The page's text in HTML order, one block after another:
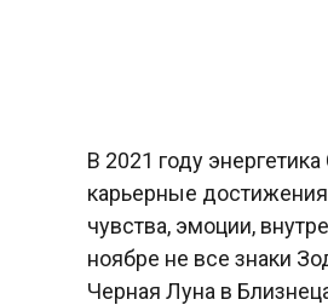
В 2021 году
карьерные
чувства, эмоции,
ноябре не все знаки
Черная Луна в